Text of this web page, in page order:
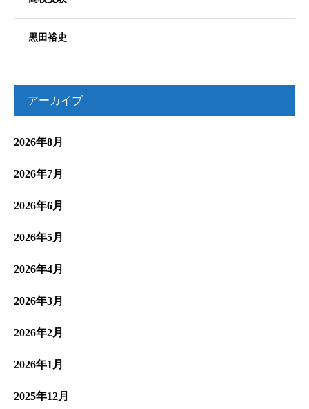
黒田裕史
アーカイブ
2026年8月
2026年7月
2026年6月
2026年5月
2026年4月
2026年3月
2026年2月
2026年1月
2025年12月